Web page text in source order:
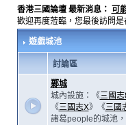
香港三國論壇 最新消息： 可
歡迎再度蒞臨，您最後訪問
遊戲城池
討論區
鄴城
城內設施：《三國
《三國志X》《三國
諸葛people的城池